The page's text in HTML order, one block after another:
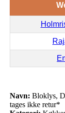
Navn: Bloklys,
tages ikke retur*